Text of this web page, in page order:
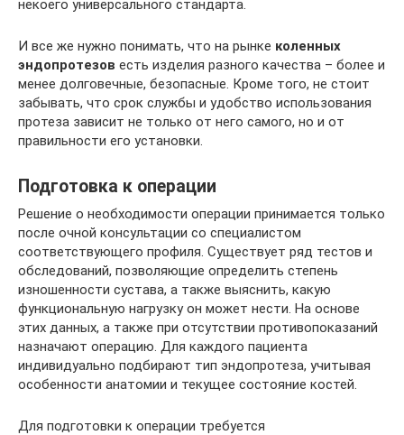
некоего универсального стандарта.
И все же нужно понимать, что на рынке коленных
эндопротезов есть изделия разного качества – более и
менее долговечные, безопасные. Кроме того, не стоит
забывать, что срок службы и удобство использования
протеза зависит не только от него самого, но и от
правильности его установки.
Подготовка к операции
Решение о необходимости операции принимается только
после очной консультации со специалистом
соответствующего профиля. Существует ряд тестов и
обследований, позволяющие определить степень
изношенности сустава, а также выяснить, какую
функциональную нагрузку он может нести. На основе
этих данных, а также при отсутствии противопоказаний
назначают операцию. Для каждого пациента
индивидуально подбирают тип эндопротеза, учитывая
особенности анатомии и текущее состояние костей.
Для подготовки к операции требуется